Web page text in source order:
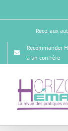
Reco. aux
Recommander
à un confrère